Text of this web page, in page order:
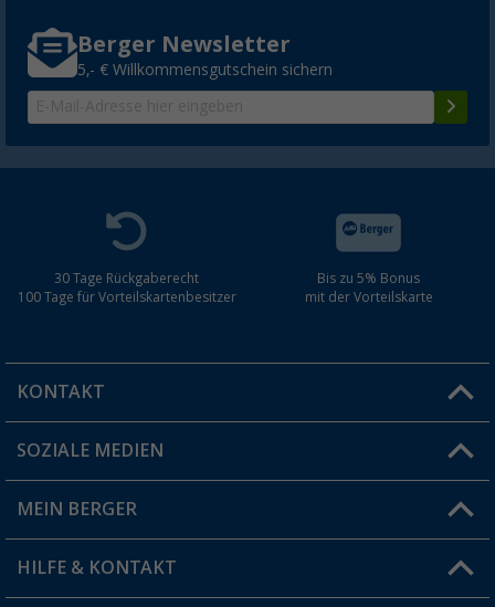
Berger Newsletter
5,- € Willkommensgutschein sichern
30 Tage Rückgaberecht
100 Tage für Vorteilskartenbesitzer
Bis zu 5% Bonus
mit der Vorteilskarte
KONTAKT
Du hast eine Frage?
Filiale finden
SOZIALE MEDIEN
MEIN BERGER
Vorteilskarte
HILFE & KONTAKT